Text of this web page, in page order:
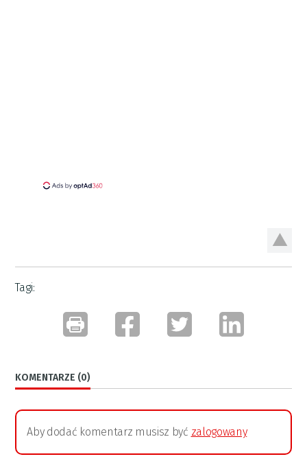
Tagi:
KOMENTARZE (0)
Aby dodać komentarz musisz być zalogowany